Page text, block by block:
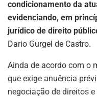
condicionamento da
evidenciando, em
jurídico de direito
Dario Gurgel de Castro.
Ainda de acordo com o
que exige anuência
negociação de direitos